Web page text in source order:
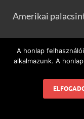
Amerikai
Minden ami flamenco
A honlap
alkalmazunk. A